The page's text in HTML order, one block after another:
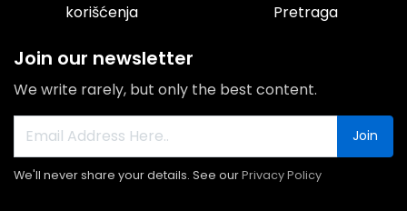
korišćenja
Pretraga
Join our newsletter
We write rarely, but only the best content.
Join
We'll never share your details. See ourPrivacy Policy